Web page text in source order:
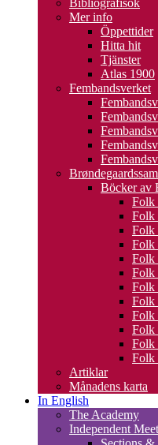
Bibliografisök
Mer info
Öppettider
Hitta hit
Tjänster
Atlas 1900
Fembandsverket
Böcker av
Folk
Folk
Folk
Folk
Folk
Folk
Folk
Folk
Folk
Folk
Folk
Folk
Artiklar
Månadens karta
In English
The Academy
Independent